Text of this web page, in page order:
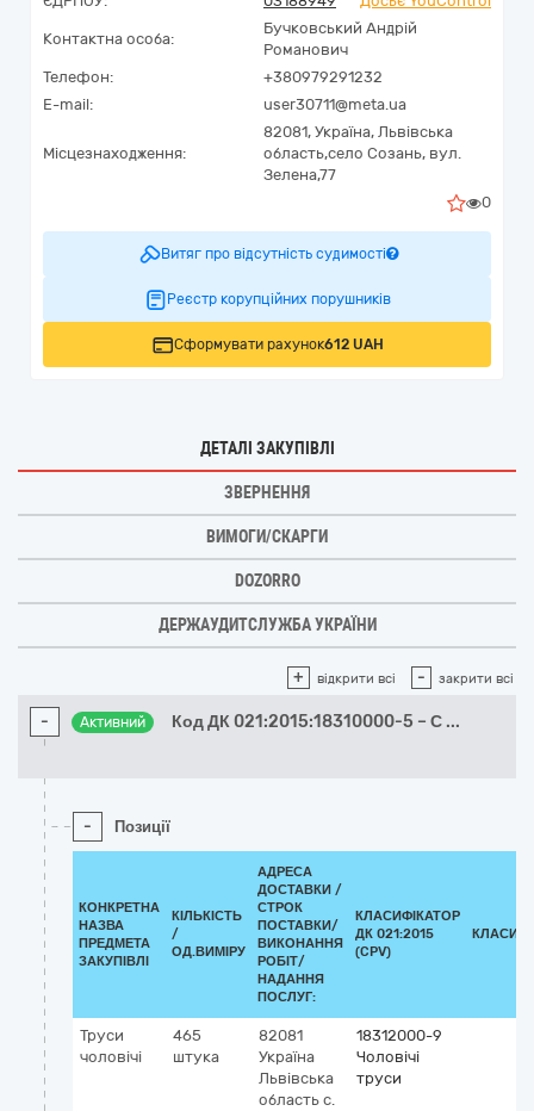
Контактна особа:
Бучковський Андрій
Романович
Телефон:
+380979291232
E-mail:
user30711@meta.ua
Місцезнаходження:
82081, Україна, Львівська
область,село Созань, вул.
Зелена,77
0
Витяг про відсутність судимості
Реєстр корупційних порушників
Сформувати рахунок612 UAH
ДЕТАЛІ ЗАКУПІВЛІ
ЗВЕРНЕННЯ
ВИМОГИ/СКАРГИ
DOZORRO
ДЕРЖАУДИТСЛУЖБА УКРАЇНИ
+ відкрити всі - закрити всі
- Активний Код ДК 021:2015:18310000-5 – С ...
- Позиції
КОНКРЕТНА
НАЗВА
ПРЕДМЕТА
ЗАКУПІВЛІ
КІЛЬКІСТЬ
/
ОД.ВИМІРУ
АДРЕСА
ДОСТАВКИ /
СТРОК
ПОСТАВКИ/
ВИКОНАННЯ
РОБІТ/
НАДАННЯ
ПОСЛУГ:
КЛАСИФІКАТОР
ДК 021:2015
(CPV)
Труси
чоловічі
465
штука
82081
Україна
Львівська
область с.
18312000-9
Чоловічі
труси